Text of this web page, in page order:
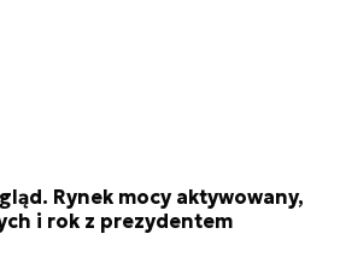
Rynek mocy aktywowany,
i rok z prezydentem